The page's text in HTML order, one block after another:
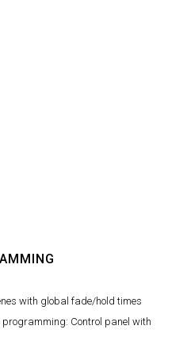
with global fade/hold times
Control panel with